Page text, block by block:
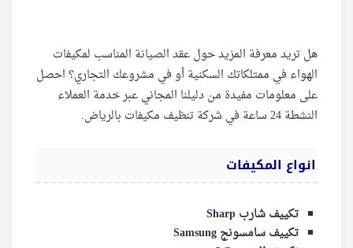
هل تريد معرفة المزيد حول عقد الصيانة المناسب لمكيفات
الهواء في ممتلكاتك السكنية أو في مشروعك التجاري؟ احصل
على معلومات مفيدة من دليلنا المجاني عبر خدمة العملاء
النشطة 24 ساعة في شركة تنظيف مكيفات بالرياض.
انواع المكيفات
تكييف شارب Sharp
تكييف سامسونج Samsung